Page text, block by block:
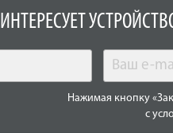
ИНТЕРЕСУЕТ
Нажимая кнопку
с